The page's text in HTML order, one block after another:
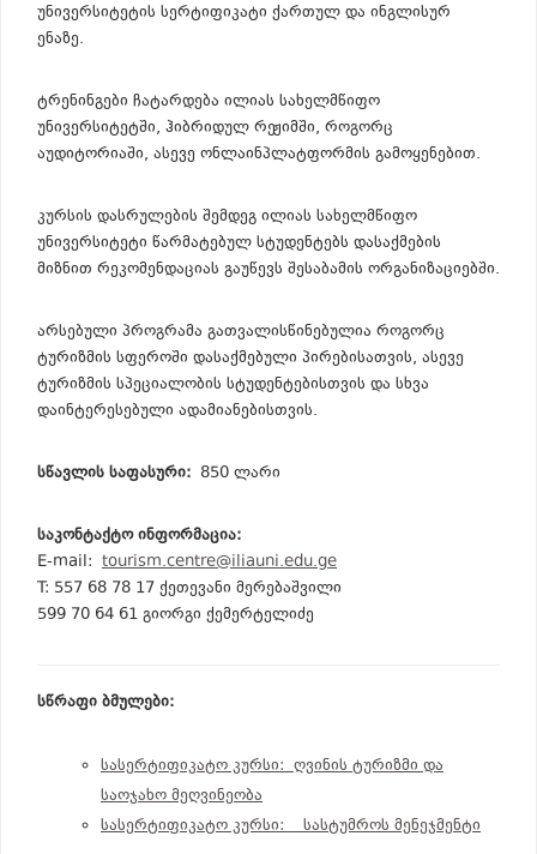
უნივერსიტეტის სერტიფიკატი ქართულ და ინგლისურ
ენაზე.
ტრენინგები ჩატარდება ილიას სახელმწიფო
უნივერსიტეტში, ჰიბრიდულ რეჟიმში, როგორც
აუდიტორიაში, ასევე ონლაინპლატფორმის გამოყენებით.
კურსის დასრულების შემდეგ ილიას სახელმწიფო
უნივერსიტეტი წარმატებულ სტუდენტებს დასაქმების
მიზნით რეკომენდაციას გაუწევს შესაბამის ორგანიზაციებში.
არსებული პროგრამა გათვალისწინებულია როგორც
ტურიზმის სფეროში დასაქმებული პირებისათვის, ასევე
ტურიზმის სპეციალობის სტუდენტებისთვის და სხვა
დაინტერესებული ადამიანებისთვის.
სწავლის საფასური: 850 ლარი
საკონტაქტო ინფორმაცია:
E-mail: tourism.centre@iliauni.edu.ge
T: 557 68 78 17 ქეთევანი მერებაშვილი
599 70 64 61 გიორგი ქემერტელიძე
სწრაფი ბმულები:
სასერტიფიკატო კურსი: ღვინის ტურიზმი და
საოჯახო მეღვინეობა
სასერტიფიკატო კურსი: სასტუმროს მენეჯმენტი